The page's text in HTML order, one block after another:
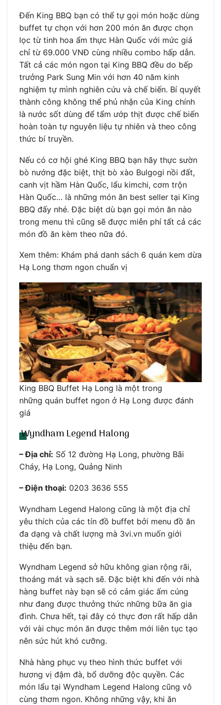
Đến King BBQ bạn có thể tự gọi món hoặc dùng
buffet tự chọn với hơn 200 món ăn được chọn
lọc từ tinh hoa ẩm thực Hàn Quốc với mức giá
chỉ từ 69.000 VNĐ cùng nhiều combo hấp dẫn.
Tất cả các món ngon tại King BBQ đều do bếp
trưởng Park Sung Min với hơn 40 năm kinh
nghiệm tự mình nghiên cứu và chế biến. Bí quyết
thành công không thể phủ nhận của King chính
là nước sốt dùng để tẩm ướp thịt được chế biến
hoàn toàn tự nguyên liệu tự nhiên và theo công
thức bí truyền.
Nếu có cơ hội ghé King BBQ bạn hãy thực sườn
bò nướng đặc biệt, thịt bò xào Bulgogi nồi đất,
canh vịt hầm Hàn Quốc, lẩu kimchi, cơm trộn
Hàn Quốc… là những món ăn best seller tại King
BBQ đấy nhé. Đặc biệt dù bạn gọi món ăn nào
trong menu thì cũng sẽ được miễn phí tất cả các
món đồ ăn kèm theo nữa đó.
Xem thêm: Khám phá danh sách 6 quán kem dừa
Hạ Long thơm ngon chuẩn vị
King BBQ Buffet Hạ Long là một trong
những quán buffet ngon ở Hạ Long được đánh
giá
Wyndham Legend Halong
– Địa chỉ: Số 12 đường Hạ Long, phường Bãi
Cháy, Hạ Long, Quảng Ninh
– Điện thoại: 0203 3636 555
Wyndham Legend Halong cũng là một địa chỉ
yêu thích của các tín đồ buffet bởi menu đồ ăn
đa dạng và chất lượng mà 3vi.vn muốn giới
thiệu đến bạn.
Wyndham Legend sở hữu không gian rộng rãi,
thoáng mát và sạch sẽ. Đặc biệt khi đến với nhà
hàng buffet này bạn sẽ có cảm giác ấm cúng
như đang được thưởng thức những bữa ăn gia
đình. Chưa hết, tại đây có thực đơn rất hấp dẫn
với vài chục món ăn được thêm mới liên tục tạo
nên sức hút khó cưỡng.
Nhà hàng phục vụ theo hình thức buffet với
hương vị đậm đà, bổ dưỡng độc quyền. Các
món lẩu tại Wyndham Legend Halong cũng vô
cùng thơm ngon. Không những vậy, khi ăn